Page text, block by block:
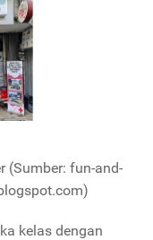
(Sumber: fun-and-
kelas dengan